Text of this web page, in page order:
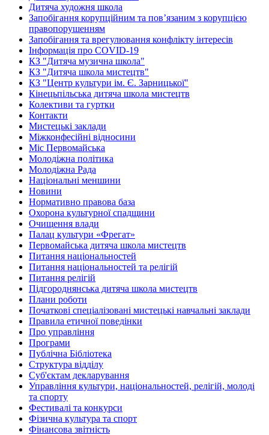
Дитяча художня школа
Запобігання корупційним та пов’язаним з корупцією
правопорушенням
Запобігання та врегулювання конфлікту інтересів
Інформація про COVID-19
КЗ "Дитяча музична школа"
КЗ "Дитяча школа мистецтв"
КЗ "Центр культури ім. Є. Зарницької"
Кінецьпільська дитяча школа мистецтв
Колективи та гуртки
Контакти
Мистецькі заклади
Міжконфесійні відносини
Міс Первомайська
Молодіжна політика
Молодіжна Рада
Національні меншини
Новини
Нормативно правова база
Охорона культурної спадщини
Очищення влади
Палац культури «Фрегат»
Первомайська дитяча школа мистецтв
Питання національностей
Питання національностей та релігій
Питання релігій
Підгороднянська дитяча школа мистецтв
Плани роботи
Початкові спеціалізовані мистецькі навчальні заклади
Правила етичної поведінки
Про управління
Програми
Публічна Бібліотека
Структура відділу
Суб'єктам декларування
Управління культури, національностей, релігій, молоді
та спорту
Фестивалі та конкурси
Фізична культура та спорт
Фінансова звітність